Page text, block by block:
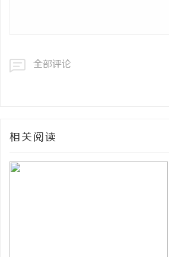
全部评论
相关阅读